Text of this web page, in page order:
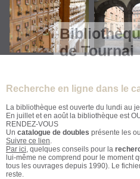
de Tournai
Recherche en ligne dans le
La bibliothèque est ouverte du lundi au
En juillet et en août la bibliothèque est
RENDEZ-VOUS
Un catalogue de doubles présente les
Suivre ce lien.
Par ici, quelques conseils pour la
lui-même ne comprend pour le moment
tous les ouvrages depuis 1990). Le
reste.